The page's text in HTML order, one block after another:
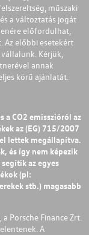
műszaki
a változtatás jogát
előfordulhat,
Az előbbi esetekért
Kérjük,
annak
körű ajánlatát.
a CO2 emisszióról az
az (EG) 715/2007
lettek megállapítva.
és így nem képezik
az egyes
(pl:
stb.) magasabb
Porsche Finance Zrt.
A